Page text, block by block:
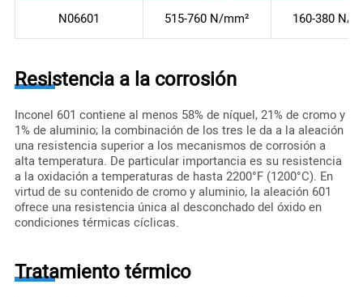
N06601 515-760 N/mm² 160-380 N/
Resistencia a la corrosión
Inconel 601 contiene al menos 58% de níquel, 21% de cromo y
1% de aluminio; la combinación de los tres le da a la aleación
una resistencia superior a los mecanismos de corrosión a
alta temperatura. De particular importancia es su resistencia
a la oxidación a temperaturas de hasta 2200°F (1200°C). En
virtud de su contenido de cromo y aluminio, la aleación 601
ofrece una resistencia única al desconchado del óxido en
condiciones térmicas cíclicas.
Tratamiento térmico